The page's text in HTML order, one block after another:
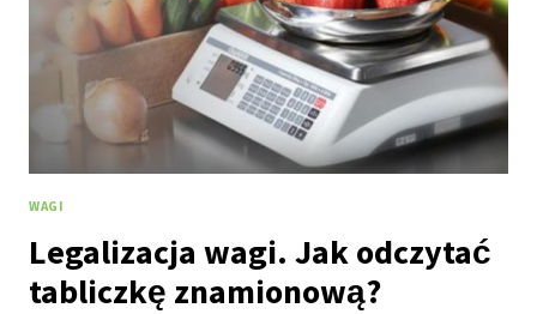
WAGI
Legalizacja wagi. Jak odczytać
tabliczkę znamionową?